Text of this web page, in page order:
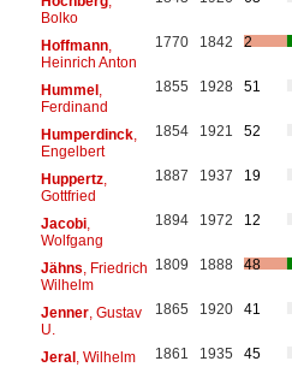
Bolko
Hoffmann,
Heinrich Anton
1770 1842 2
Hummel,
Ferdinand
1855 1928 51
Humperdinck,
Engelbert
1854 1921 52
Huppertz,
Gottfried
1887 1937 19
Jacobi,
Wolfgang
1894 1972 12
Jähns , Friedrich
Wilhelm
1809 1888 48
Jenner, Gustav
U.
1865 1920 41
Jeral, Wilhelm 1861 1935
45